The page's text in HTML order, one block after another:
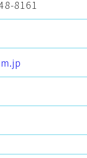
8161